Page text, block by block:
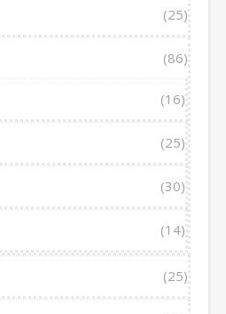
(25)
(86)
(16)
(25)
(30)
(14)
(25)